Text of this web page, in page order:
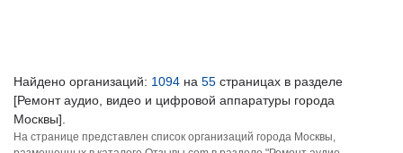
Найдено организаций: 1094 на 55 страницах в разделе
[Ремонт аудио, видео и цифровой аппаратуры города
Москвы].
На странице представлен список организаций города Москвы,